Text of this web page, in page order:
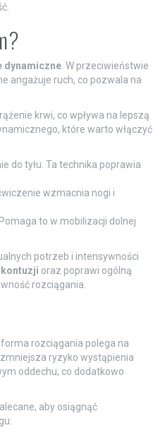
dynamiczne. W przeciwieństwie
angażuje ruch, co pozwala na
krwi, co wpływa na lepszą
które warto włączyć
do tyłu. Ta technika poprawia
wzmacnia nogi i
to w mobilizacji dolnej
potrzeb i intensywności
oraz poprawi ogólną
rozciągania.
forma rozciągania polega na
ryzyko wystąpienia
oddechu, co dodatkowo
aby osiągnąć